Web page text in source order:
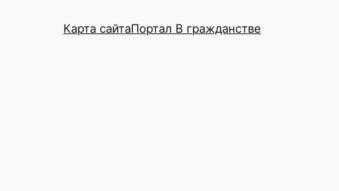
Карта сайтаПортал В гражданстве